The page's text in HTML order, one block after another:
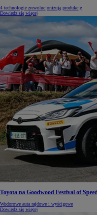
4 technologie zrewolucjonizują produkcję
Dowiedz się więcej
Toyota na Goodwood Festival of Speed
Wodorowe auta rajdowe i wyścigowe
Dowiedz się więcej